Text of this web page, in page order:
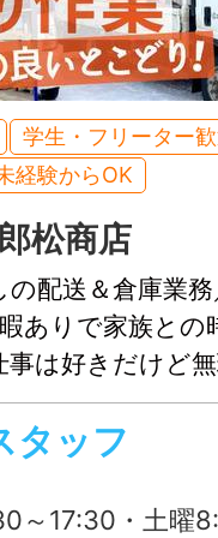
業で安定して働き
な方
働きたい方
＝＝＝
OK
ております！
じょぶる北海道
学生・フリーター
経験からOK
松商店
の配送＆倉庫業
ありで家族との
事は好きだけど
ススメの求人で
ある方は大歓
丁寧に指導しま
も充実させませ
タッフ
曜8:45～12:00 業務に慣れてから早番（7:00～16:00）があり